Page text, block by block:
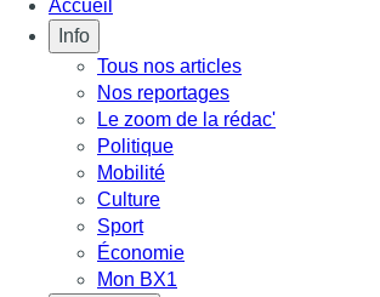
Accueil
Info
Tous nos articles
Nos reportages
Le zoom de la rédac'
Politique
Mobilité
Culture
Sport
Économie
Mon BX1